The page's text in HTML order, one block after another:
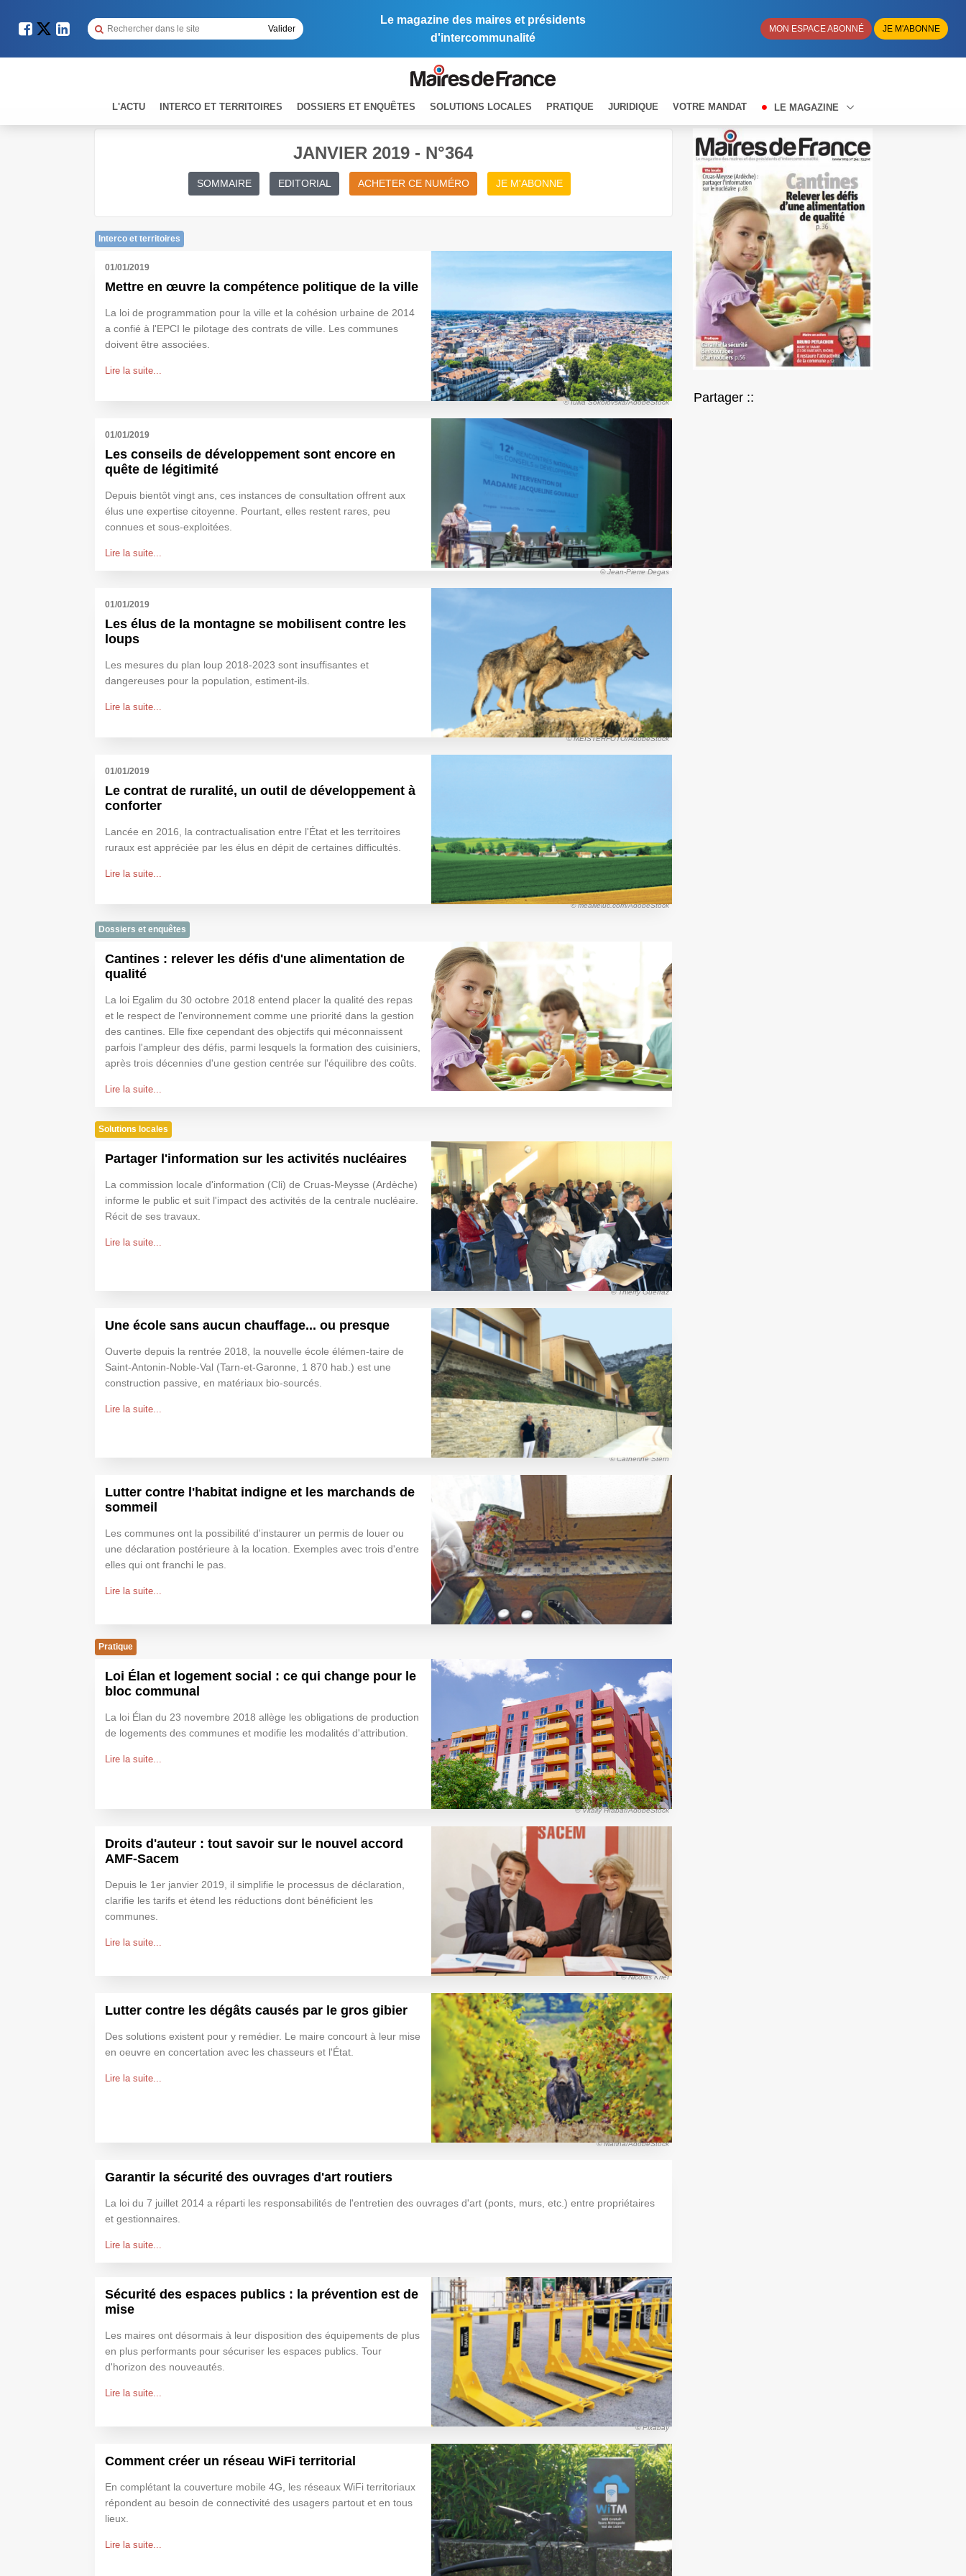
Le magazine des maires et présidents
d'intercommunalité
MON ESPACE ABONNÉ JE M'ABONNE
L'ACTU INTERCO ET TERRITOIRES DOSSIERS ET ENQUÊTES SOLUTIONS LOCALES PRATIQUE JURIDIQUE VOTRE MANDAT LE MAGAZINE
JANVIER 2019 - N°364
SOMMAIRE EDITORIAL ACHETER CE NUMÉRO JE M'ABONNE
Interco et territoires
01/01/2019
Mettre en œuvre la compétence politique de la ville
La loi de programmation pour la ville et la cohésion urbaine de 2014
a confié à l'EPCI le pilotage des contrats de ville. Les communes
doivent être associées.
Lire la suite...
© Iuliia Sokolovska/AdobeStock
01/01/2019
Les conseils de développement sont encore en
quête de légitimité
Depuis bientôt vingt ans, ces instances de consultation offrent aux
élus une expertise citoyenne. Pourtant, elles restent rares, peu
connues et sous-exploitées.
Lire la suite...
© Jean-Pierre Degas
01/01/2019
Les élus de la montagne se mobilisent contre les
loups
Les mesures du plan loup 2018-2023 sont insuffisantes et
dangereuses pour la population, estiment-ils.
Lire la suite...
© MEISTERFOTO/AdobeStock
01/01/2019
Le contrat de ruralité, un outil de développement à
conforter
Lancée en 2016, la contractualisation entre l'État et les territoires
ruraux est appréciée par les élus en dépit de certaines difficultés.
Lire la suite...
© meailleluc.com/AdobeStock
Dossiers et enquêtes
Cantines : relever les défis d'une alimentation de
qualité
La loi Egalim du 30 octobre 2018 entend placer la qualité des repas
et le respect de l'environnement comme une priorité dans la gestion
des cantines. Elle fixe cependant des objectifs qui méconnaissent
parfois l'ampleur des défis, parmi lesquels la formation des cuisiniers,
après trois décennies d'une gestion centrée sur l'équilibre des coûts.
Lire la suite...
Solutions locales
Partager l'information sur les activités nucléaires
La commission locale d'information (Cli) de Cruas-Meysse (Ardèche)
informe le public et suit l'impact des activités de la centrale nucléaire.
Récit de ses travaux.
Lire la suite...
© Thierry Guerraz
Une école sans aucun chauffage... ou presque
Ouverte depuis la rentrée 2018, la nouvelle école élémen-taire de
Saint-Antonin-Noble-Val (Tarn-et-Garonne, 1 870 hab.) est une
construction passive, en matériaux bio-sourcés.
Lire la suite...
© Catherine Stern
Lutter contre l'habitat indigne et les marchands de
sommeil
Les communes ont la possibilité d'instaurer un permis de louer ou
une déclaration postérieure à la location. Exemples avec trois d'entre
elles qui ont franchi le pas.
Lire la suite...
Pratique
Loi Élan et logement social : ce qui change pour le
bloc communal
La loi Élan du 23 novembre 2018 allège les obligations de production
de logements des communes et modifie les modalités d'attribution.
Lire la suite...
© Vitaliy Hrabar/AdobeStock
Droits d'auteur : tout savoir sur le nouvel accord
AMF-Sacem
Depuis le 1er janvier 2019, il simplifie le processus de déclaration,
clarifie les tarifs et étend les réductions dont bénéficient les
communes.
Lire la suite...
© Nicolas Krief
Lutter contre les dégâts causés par le gros gibier
Des solutions existent pour y remédier. Le maire concourt à leur mise
en oeuvre en concertation avec les chasseurs et l'État.
Lire la suite...
© Marina/AdobeStock
Garantir la sécurité des ouvrages d'art routiers
La loi du 7 juillet 2014 a réparti les responsabilités de l'entretien des ouvrages d'art (ponts, murs, etc.) entre propriétaires
et gestionnaires.
Lire la suite...
Sécurité des espaces publics : la prévention est de
mise
Les maires ont désormais à leur disposition des équipements de plus
en plus performants pour sécuriser les espaces publics. Tour
d'horizon des nouveautés.
Lire la suite...
© Pixabay
Comment créer un réseau WiFi territorial
En complétant la couverture mobile 4G, les réseaux WiFi territoriaux
répondent au besoin de connectivité des usagers partout et en tous
lieux.
Lire la suite...
Partager ::